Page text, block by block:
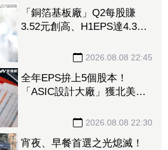
「銅箔基板廠」Q2每股賺
3.52元創高、H1EPS達4.39
2026.08.08 22:45
全年EPS拚上5個股本！
「ASIC設計大廠」獲北美
2026.08.08 22:30
宵夜、早餐首選之光熄滅！